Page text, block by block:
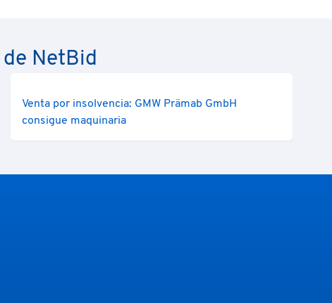
NetBid
Venta por insolvencia: GMW Prämab GmbH
consigue maquinaria